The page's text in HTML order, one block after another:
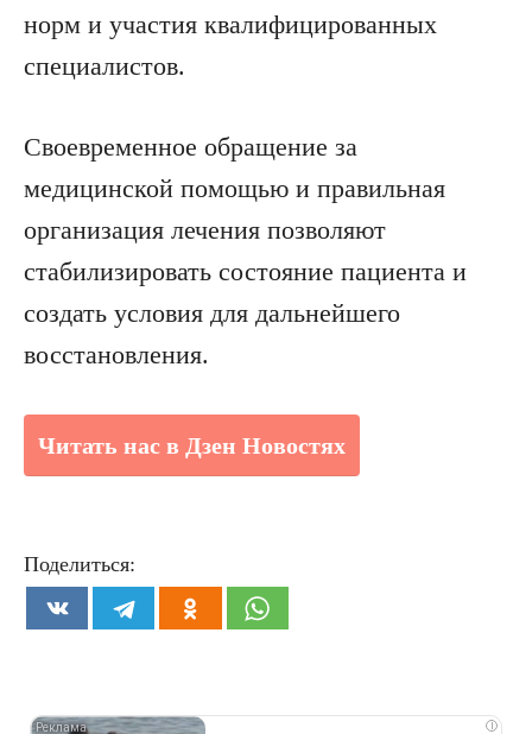
норм и участия квалифицированных
специалистов.
Своевременное обращение за
медицинской помощью и правильная
организация лечения позволяют
стабилизировать состояние пациента и
создать условия для дальнейшего
восстановления.
Читать нас в Дзен Новостях
Поделиться:
i